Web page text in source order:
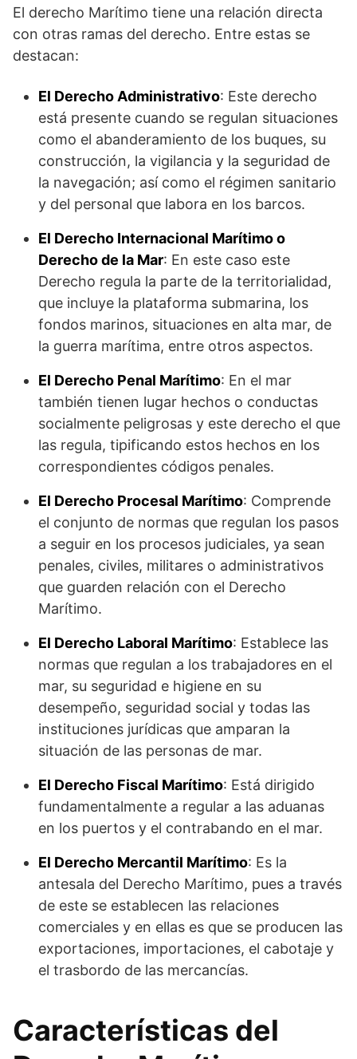
El derecho Marítimo tiene una relación directa
con otras ramas del derecho. Entre estas se
destacan:
El Derecho Administrativo: Este derecho
está presente cuando se regulan situaciones
como el abanderamiento de los buques, su
construcción, la vigilancia y la seguridad de
la navegación; así como el régimen sanitario
y del personal que labora en los barcos.
El Derecho Internacional Marítimo o
Derecho de la Mar: En este caso este
Derecho regula la parte de la territorialidad,
que incluye la plataforma submarina, los
fondos marinos, situaciones en alta mar, de
la guerra marítima, entre otros aspectos.
El Derecho Penal Marítimo: En el mar
también tienen lugar hechos o conductas
socialmente peligrosas y este derecho el que
las regula, tipificando estos hechos en los
correspondientes códigos penales.
El Derecho Procesal Marítimo: Comprende
el conjunto de normas que regulan los pasos
a seguir en los procesos judiciales, ya sean
penales, civiles, militares o administrativos
que guarden relación con el Derecho
Marítimo.
El Derecho Laboral Marítimo: Establece las
normas que regulan a los trabajadores en el
mar, su seguridad e higiene en su
desempeño, seguridad social y todas las
instituciones jurídicas que amparan la
situación de las personas de mar.
El Derecho Fiscal Marítimo: Está dirigido
fundamentalmente a regular a las aduanas
en los puertos y el contrabando en el mar.
El Derecho Mercantil Marítimo: Es la
antesala del Derecho Marítimo, pues a través
de este se establecen las relaciones
comerciales y en ellas es que se producen las
exportaciones, importaciones, el cabotaje y
el trasbordo de las mercancías.
Características del